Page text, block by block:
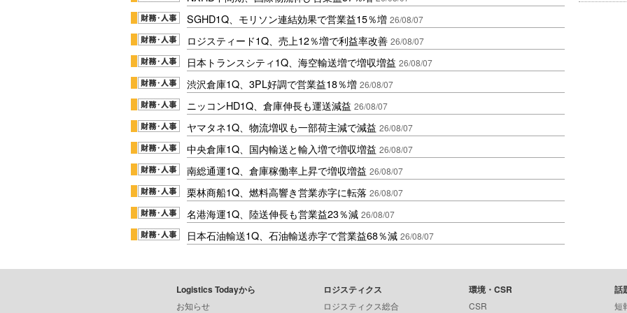
SGHD1Q、モリソン連結効果で営業益15％増 26/08/07
ロジスティード1Q、売上12％増で利益率改善 26/08/07
日本トランスシティ1Q、海空輸送増で増収増益 26/08/07
渋沢倉庫1Q、3PL好調で営業益18％増 26/08/07
ニッコンHD1Q、倉庫伸長も運送減益 26/08/07
ヤマタネ1Q、物流増収も一部荷主減で減益 26/08/07
中央倉庫1Q、国内輸送と輸入増で増収増益 26/08/07
南総通運1Q、倉庫稼働率上昇で増収増益 26/08/07
栗林商船1Q、燃料高響き営業赤字に転落 26/08/07
名港海運1Q、陸送伸長も営業益23％減 26/08/07
日本石油輸送1Q、石油輸送赤字で営業益68％減 26/08/07
Logistics Todayから
お知らせ
ロジスティクス
ロジスティクス総合
環境・CSR
CSR
話
短